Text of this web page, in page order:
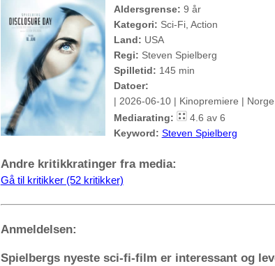
Aldersgrense: 9 år
Kategori: Sci-Fi, Action
Land: USA
Regi: Steven Spielberg
Spilletid: 145 min
Datoer:
| 2026-06-10 | Kinopremiere |
Mediarating:
4.6 av 6
Keyword: Steven Spielberg
Andre kritikkratinger fra media:
Gå til kritikker (52 kritikker)
Anmeldelsen:
Spielbergs nyeste sci-fi-film er interessant og